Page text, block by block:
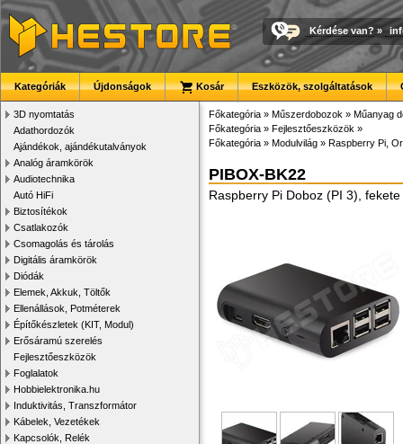
Kérdése van? »
Kategóriák Újdonságok Kosár Eszközök, szolgáltatások
3D nyomtatás
Adathordozók
Ajándékok, ajándékutalványok
Analóg áramkörök
Audiotechnika
Autó HiFi
Biztosítékok
Csatlakozók
Csomagolás és tárolás
Digitális áramkörök
Diódák
Elemek, Akkuk, Töltők
Ellenállások, Potméterek
Építőkészletek (KIT, Modul)
Erősáramú szerelés
Fejlesztőeszközök
Foglalatok
Hobbielektronika.hu
Induktivitás, Transzformátor
Kábelek, Vezetékek
Kapcsolók, Relék
Főkategória » Műszerdobozok » Műanyag
Főkategória » Fejlesztőeszközök »
Főkategória » Modulvilág » Raspberry Pi,
PIBOX-BK22
Raspberry Pi Doboz (PI 3), fekete